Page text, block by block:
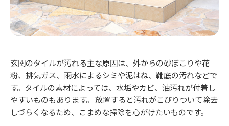
玄関のタイルが汚れる主な原因は、外からの砂ぼこりや花
粉、排気ガス、雨水によるシミや泥はね、靴底の汚れなどで
す。タイルの素材によっては、水垢やカビ、油汚れが付着し
やすいものもあります。 放置すると汚れがこびりついて除去
しづらくなるため、こまめな掃除を心がけたいものです。